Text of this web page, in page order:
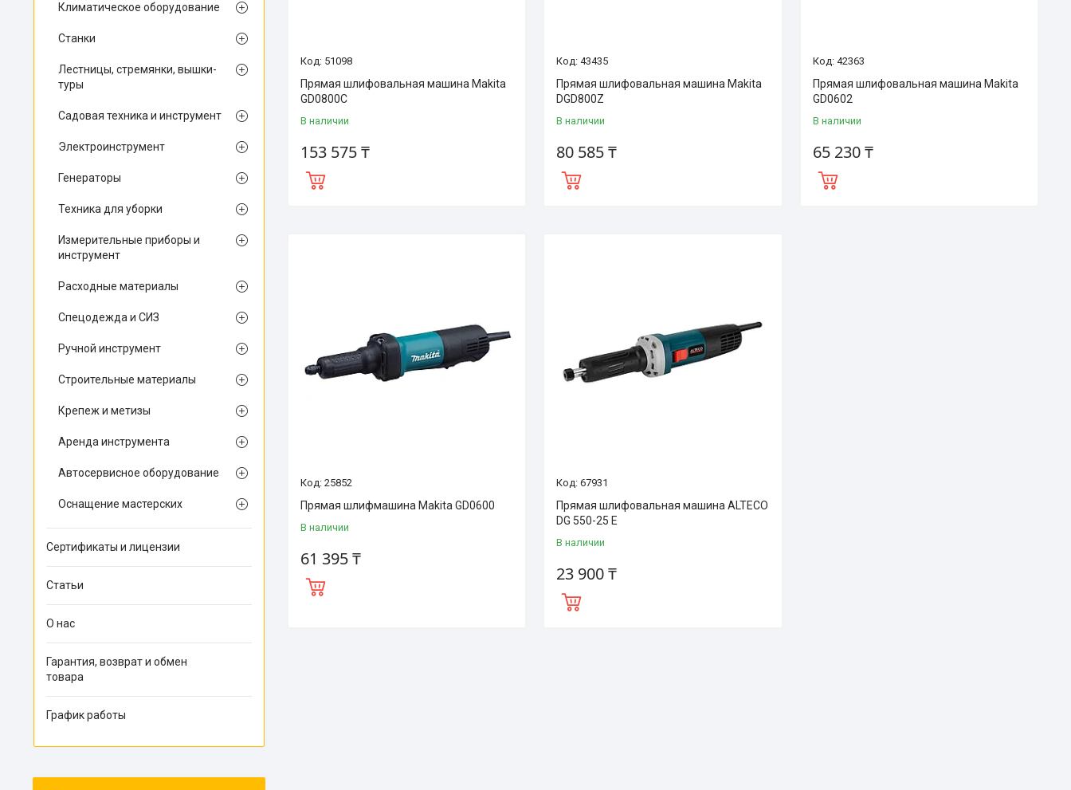
51098
Прямая шлифовальная машина Makita
GD0800C
В наличии
153 575 ₸
43435
Прямая шлифовальная машина Makita
DGD800Z
В наличии
80 585 ₸
42363
Прямая шлифовальная машина Makita
GD0602
В наличии
65 230 ₸
25852
Прямая шлифмашина Makita GD0600
В наличии
61 395 ₸
67931
Прямая шлифовальная машина ALTECO
DG 550-25 E
В наличии
23 900 ₸
Климатическое оборудование
Станки
Лестницы, стремянки, вышки-
туры
Садовая техника и инструмент
Электроинструмент
Генераторы
Техника для уборки
Измерительные приборы и
инструмент
Расходные материалы
Спецодежда и СИЗ
Ручной инструмент
Строительные материалы
Крепеж и метизы
Аренда инструмента
Автосервисное оборудование
Оснащение мастерских
Сертификаты и лицензии
Статьи
О нас
Гарантия, возврат и обмен
товара
График работы